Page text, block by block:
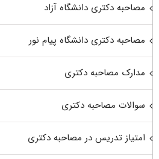
مصاحبه دکتری دانشگاه آزاد
مصاحبه دکتری دانشگاه پیام نور
مدارک مصاحبه دکتری
سوالات مصاحبه دکتری
امتیاز تدریس در مصاحبه دکتری